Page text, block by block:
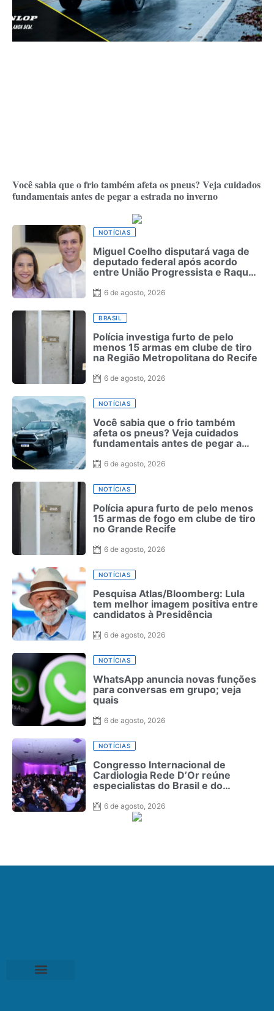
Você sabia que o frio também afeta os pneus? Veja cuidados
fundamentais antes de pegar a estrada no inverno
NOTÍCIAS
Miguel Coelho disputará vaga de
deputado federal após acordo
entre União Progressista e Raquel
6 de agosto, 2026
BRASIL
Polícia investiga furto de pelo
menos 15 armas em clube de tiro
na Região Metropolitana do Recife
6 de agosto, 2026
NOTÍCIAS
Você sabia que o frio também
afeta os pneus? Veja cuidados
fundamentais antes de pegar a
6 de agosto, 2026
NOTÍCIAS
Polícia apura furto de pelo menos
15 armas de fogo em clube de tiro
no Grande Recife
6 de agosto, 2026
NOTÍCIAS
Pesquisa Atlas/Bloomberg: Lula
tem melhor imagem positiva entre
candidatos à Presidência
6 de agosto, 2026
NOTÍCIAS
WhatsApp anuncia novas funções
para conversas em grupo; veja
quais
6 de agosto, 2026
NOTÍCIAS
Congresso Internacional de
Cardiologia Rede D’Or reúne
especialistas do Brasil e do
6 de agosto, 2026